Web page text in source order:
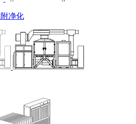
净化